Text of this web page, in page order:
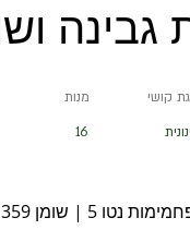
גבינה
מנות
16
קושי